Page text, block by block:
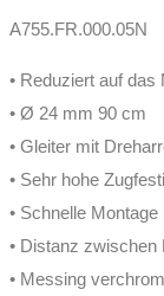
A755.FR.000.05N
• Reduziert auf
• Ø 24 mm 90 cm
• Gleiter mit
• Sehr hohe
• Schnelle Montage
• Distanz zwischen
• Messing